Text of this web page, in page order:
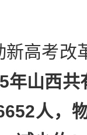
高考改
年山西共
人，